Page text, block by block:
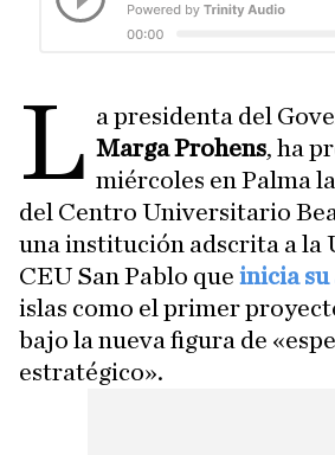
L a presidenta del
Marga Prohens, ha
miércoles en Palma
del Centro Universitario
una institución adscrita a la
CEU San Pablo que inicia
islas como el primer
bajo la nueva figura de
estratégico».